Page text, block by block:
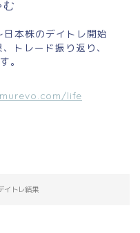
む
本株のデイトレ開始
トレード振り返り、
。
life
イトレ結果